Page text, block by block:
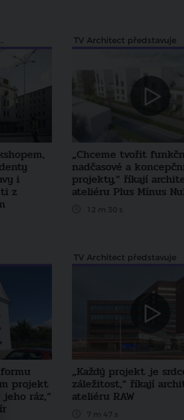
i
z
TV Architect představuje
„Chceme tvořit
nadčasové a
projekty,“ říkají
ateliéru Plus Mínus
12 m 30 s
projekt
ráz,“
TV Architect představuje
„Každý projekt je
záležitost,“ říkají
ateliéru RAW
7 m 47 s